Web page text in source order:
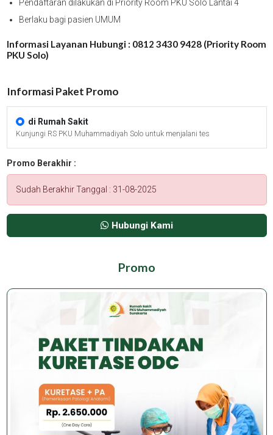
Pendaftaran dilakukan di Priority Room PKU Solo Lantai 4
Berlaku bagi pasien UMUM
Informasi Layanan Hubungi : 0812 3430 9428 (Priority Room
PKU Solo)
Informasi Paket Promo
di Rumah Sakit
Kunjungi RS PKU Muhammadiyah Solo untuk menjalani tes
Promo Berakhir :
Sudah Berakhir Tanggal : 31-08-2025
Hubungi Kami
Promo